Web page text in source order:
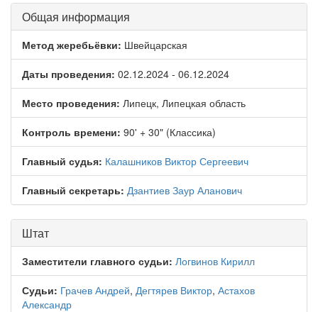
Общая информация
Метод жеребьёвки: Швейцарская
Даты проведения: 02.12.2024 - 06.12.2024
Место проведения: Липецк, Липецкая область
Контроль времени: 90' + 30" (Классика)
Главный судья: Калашников Виктор Сергеевич
Главный секретарь: Дзантиев Заур Аланович
Штат
Заместители главного судьи: Логвинов Кирилл
Судьи: Грачев Андрей, Дегтярев Виктор, Астахов
Александр